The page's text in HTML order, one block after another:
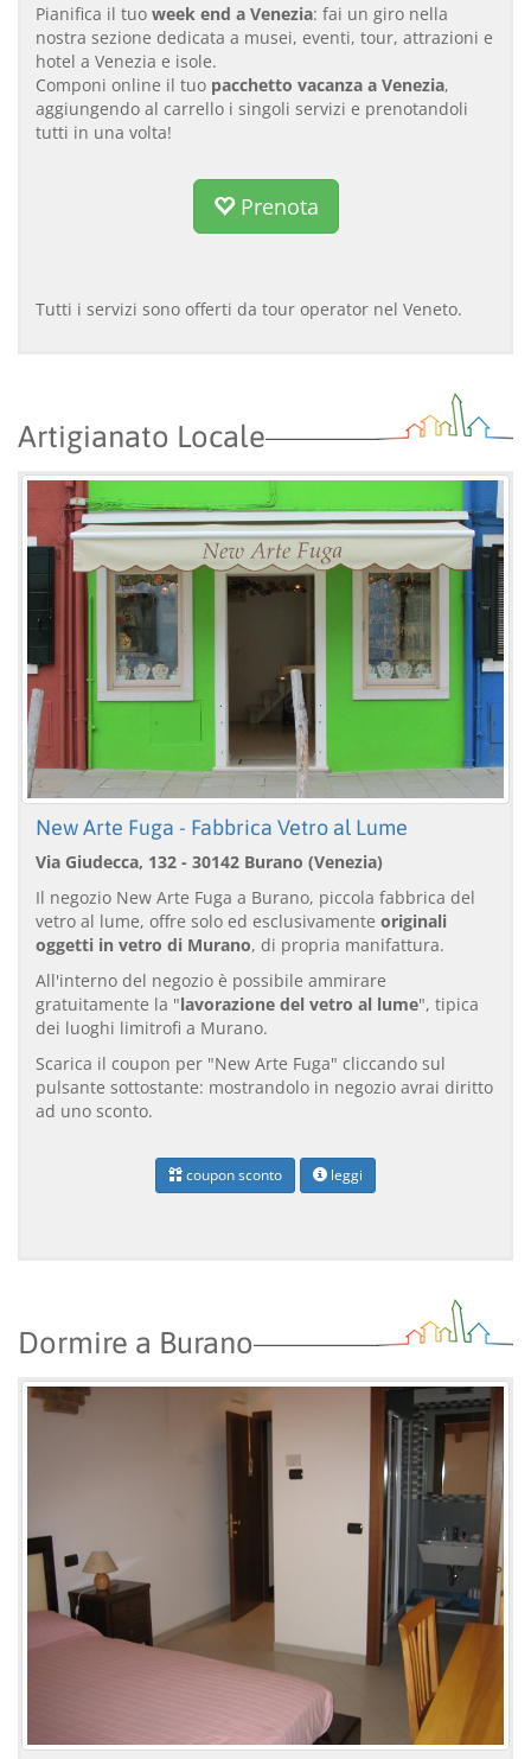
Pianifica il tuo week end a Venezia: fai un giro nella
nostra sezione dedicata a musei, eventi, tour, attrazioni e
hotel a Venezia e isole.
Componi online il tuo pacchetto vacanza a Venezia,
aggiungendo al carrello i singoli servizi e prenotandoli
tutti in una volta!
Prenota
Tutti i servizi sono offerti da tour operator nel Veneto.
Artigianato Locale
New Arte Fuga - Fabbrica Vetro al Lume
Via Giudecca, 132 - 30142 Burano (Venezia)
Il negozio New Arte Fuga a Burano, piccola fabbrica del
vetro al lume, offre solo ed esclusivamente originali
oggetti in vetro di Murano, di propria manifattura.
All'interno del negozio è possibile ammirare
gratuitamente la "lavorazione del vetro al lume", tipica
dei luoghi limitrofi a Murano.
Scarica il coupon per "New Arte Fuga" cliccando sul
pulsante sottostante: mostrandolo in negozio avrai diritto
ad uno sconto.
coupon sconto leggi
Dormire a Burano